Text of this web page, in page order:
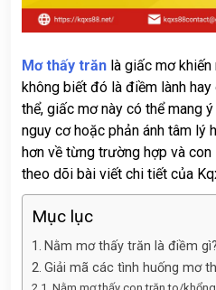
VĂN
GIẢI
TRÍ
Mơ thấy trăn là giấc mơ
không biết đó là điềm lành hay
thể, giấc mơ này có thể mang
nguy cơ hoặc phản ánh tâm lý
hơn về từng trường hợp và
theo dõi bài viết chi tiết của
Mục lục
Nằm mơ thấy trăn là điềm
Giải mã các tình huống mơ